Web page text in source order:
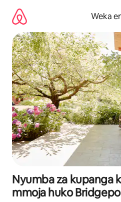
kwenda
kwenye
maudhui
Weka
Nyumba za kupanga
mmoja huko